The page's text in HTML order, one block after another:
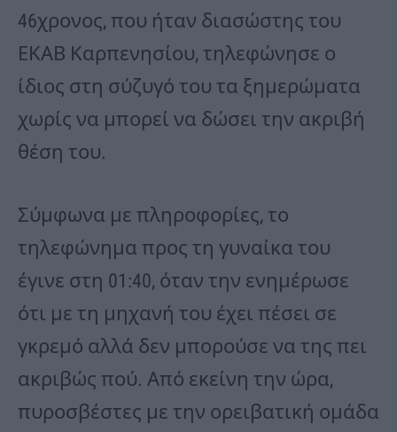
46χρονος, που ήταν διασώστης του
ΕΚΑΒ Καρπενησίου, τηλεφώνησε ο
ίδιος στη σύζυγό του τα ξημερώματα
χωρίς να μπορεί να δώσει την ακριβή
θέση του.
Σύμφωνα με πληροφορίες, το
τηλεφώνημα προς τη γυναίκα του
έγινε στη 01:40, όταν την ενημέρωσε
ότι με τη μηχανή του έχει πέσει σε
γκρεμό αλλά δεν μπορούσε να της πει
ακριβώς πού. Από εκείνη την ώρα,
πυροσβέστες με την ορειβατική ομάδα